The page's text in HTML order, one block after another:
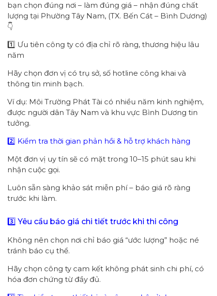
bạn chọn đúng nơi – làm đúng giá – nhận đúng chất
lượng tại Phường Tây Nam, (TX. Bến Cát – Bình Dương)
👇
1️⃣ Ưu tiên công ty có địa chỉ rõ ràng, thương hiệu lâu
năm
Hãy chọn đơn vị có trụ sở, số hotline công khai và
thông tin minh bạch.
Ví dụ: Môi Trường Phát Tài có nhiều năm kinh nghiệm,
được người dân Tây Nam và khu vực Bình Dương tin
tưởng.
2️⃣ Kiểm tra thời gian phản hồi & hỗ trợ khách hàng
Một đơn vị uy tín sẽ có mặt trong 10–15 phút sau khi
nhận cuộc gọi.
Luôn sẵn sàng khảo sát miễn phí – báo giá rõ ràng
trước khi làm.
3️⃣ Yêu cầu báo giá chi tiết trước khi thi công
Không nên chọn nơi chỉ báo giá “ước lượng” hoặc né
tránh báo cụ thể.
Hãy chọn công ty cam kết không phát sinh chi phí, có
hóa đơn chứng từ đầy đủ.